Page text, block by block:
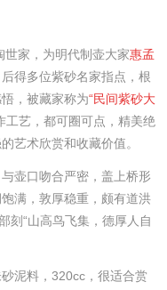
世家，为明代制壶大家惠孟
得多位紫砂名家指点，根
，被藏家称为“民间紫砂大
工艺，都可圈可点，精美绝
艺术欣赏和收藏价值。
壶口吻合严密，盖上桥形
满，敦厚稳重，颇有道洪
刻“山高鸟飞集，德厚人自
泥料，320cc，很适合赏